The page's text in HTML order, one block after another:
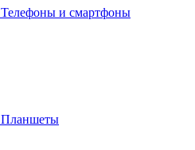
Телефоны и смартфоны
Планшеты